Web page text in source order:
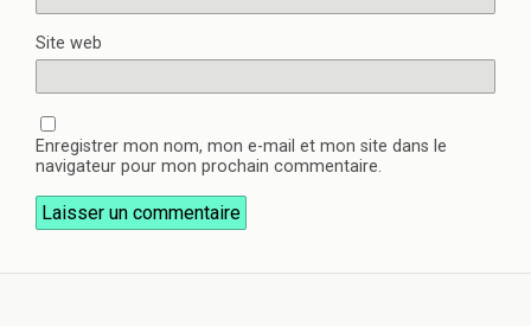
Site web
Enregistrer mon nom, mon e-mail et mon site dans le
navigateur pour mon prochain commentaire.